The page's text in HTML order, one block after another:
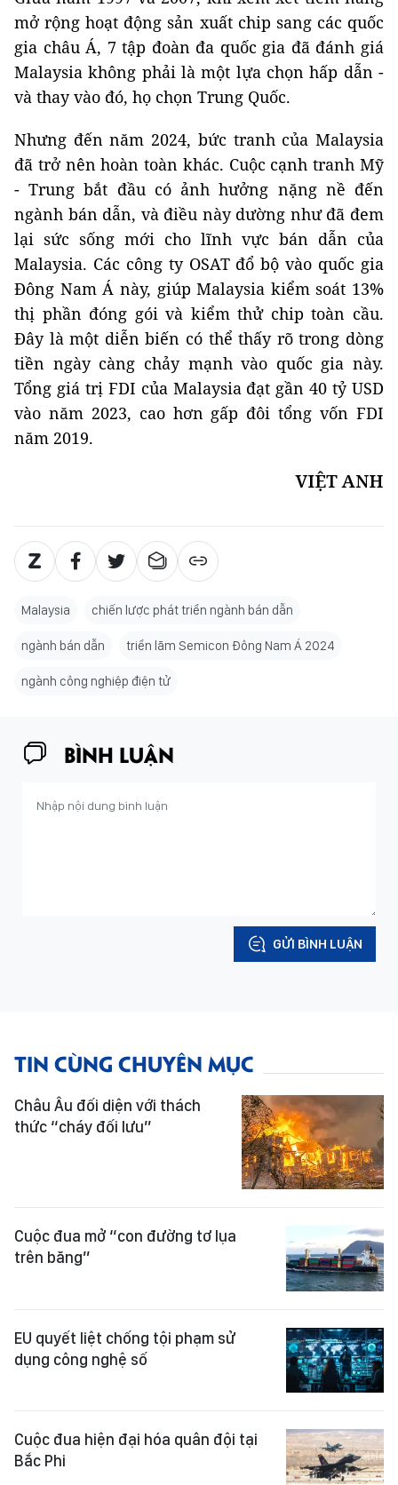
mở rộng hoạt động sản xuất chip sang các quốc
gia châu Á, 7 tập đoàn đa quốc gia đã đánh giá
Malaysia không phải là một lựa chọn hấp dẫn -
và thay vào đó, họ chọn Trung Quốc.
Nhưng đến năm 2024, bức tranh của Malaysia
đã trở nên hoàn toàn khác. Cuộc cạnh tranh Mỹ
- Trung bắt đầu có ảnh hưởng nặng nề đến
ngành bán dẫn, và điều này dường như đã đem
lại sức sống mới cho lĩnh vực bán dẫn của
Malaysia. Các công ty OSAT đổ bộ vào quốc gia
Đông Nam Á này, giúp Malaysia kiểm soát 13%
thị phần đóng gói và kiểm thử chip toàn cầu.
Đây là một diễn biến có thể thấy rõ trong dòng
tiền ngày càng chảy mạnh vào quốc gia này.
Tổng giá trị FDI của Malaysia đạt gần 40 tỷ USD
vào năm 2023, cao hơn gấp đôi tổng vốn FDI
năm 2019.
VIỆT ANH
Malaysia chiến lược phát triển ngành bán dẫn
ngành bán dẫn triển lãm Semicon Đông Nam Á 2024
ngành công nghiệp điện tử
BÌNH LUẬN
GỬI BÌNH LUẬN
TIN CÙNG CHUYÊN MỤC
Châu Âu đối diện với thách
thức “cháy đối lưu”
Cuộc đua mở “con đường tơ lụa
trên băng”
EU quyết liệt chống tội phạm sử
dụng công nghệ số
Cuộc đua hiện đại hóa quân đội tại
Bắc Phi